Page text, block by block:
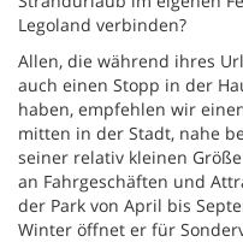
Legoland verbinden?
Allen, die während ihres
auch einen Stopp in der
haben, empfehlen wir
mitten in der Stadt, nahe
seiner relativ kleinen
an Fahrgeschäften und
der Park von April bis
Winter öffnet er für